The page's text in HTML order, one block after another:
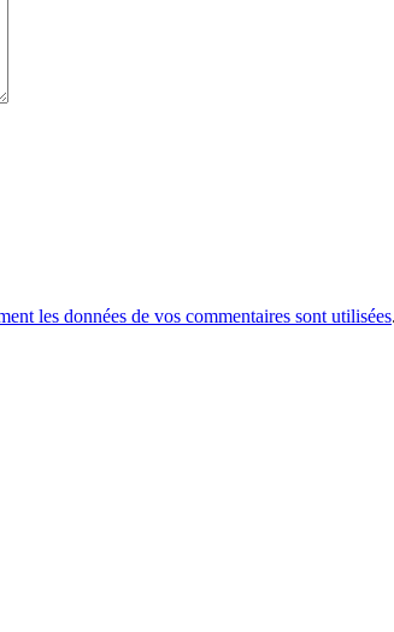
les données de vos commentaires sont utilisées.